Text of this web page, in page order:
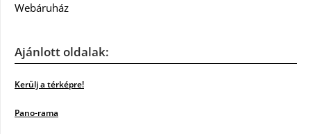
Webáruház
Ajánlott oldalak:
Kerülj a térképre!
Pano-rama